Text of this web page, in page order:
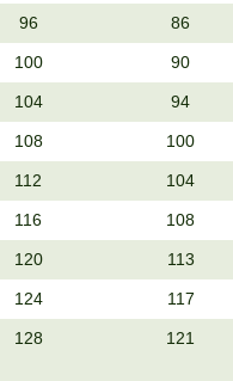
96 86
100 90
104 94
108 100
112 104
116 108
120 113
124 117
128 121